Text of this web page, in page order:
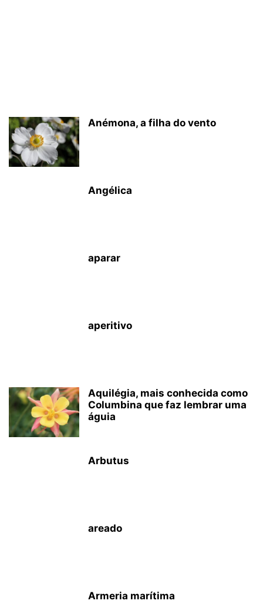
Anémona, a filha do vento
Angélica
aparar
aperitivo
Aquilégia, mais conhecida como
Columbina que faz lembrar uma
águia
Arbutus
areado
Armeria marítima